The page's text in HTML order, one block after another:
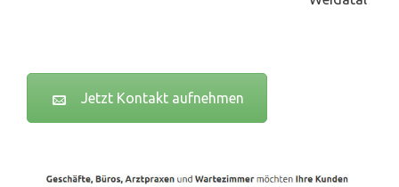
Jetzt Kontakt aufnehmen